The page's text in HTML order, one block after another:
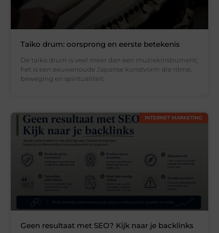
Taiko drum: oorsprong en eerste betekenis
De taiko drum is veel meer dan een muziekinstrument;
het is een eeuwenoude Japanse kunstvorm die ritme,
beweging en spiritualiteit
INTERNET MARKETING
Geen resultaat met SEO? Kijk naar je backlinks